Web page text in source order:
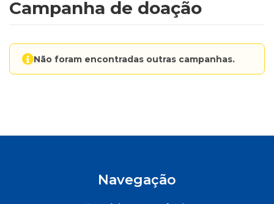
Campanha de doação
Não foram encontradas outras campanhas.
Navegação